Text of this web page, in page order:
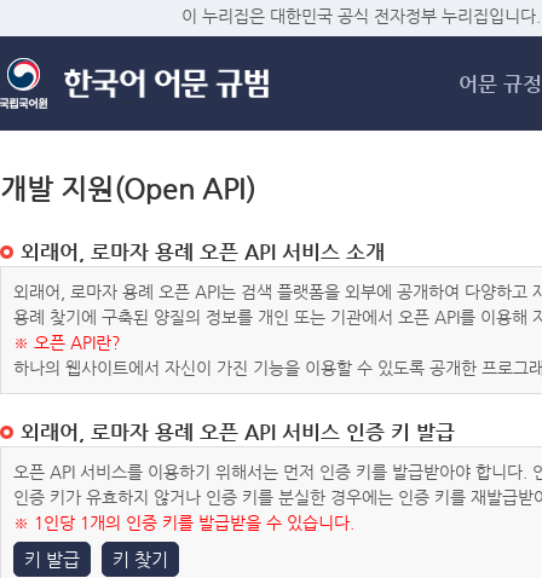
메
이 누리집은 대한민국 공식 전자정부 누리집입니다.
어문 규정
개발 지원(Open API)
외래어, 로마자 용례 오픈 API 서비스 소개
외래어, 로마자 용례 오픈 API는 검색 플랫폼을 외부에 공개하여 다양하
용례 찾기에 구축된 양질의 정보를 개인 또는 기관에서 오픈 API를 이용해
※ 오픈 API란?
하나의 웹사이트에서 자신이 가진 기능을 이용할 수 있도록 공개한 프로그
외래어, 로마자 용례 오픈 API 서비스 인증 키 발급
오픈 API 서비스를 이용하기 위해서는 먼저 인증 키를 발급받아야 합니다
인증 키가 유효하지 않거나 인증 키를 분실한 경우에는 인증 키를 재발급받
※ 1인당 1개의 인증 키를 발급받을 수 있습니다.
키 발급 키 찾기